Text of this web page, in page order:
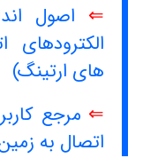
⇐ اصول
های ارتینگ)
⇐ مرجع
اتصال به